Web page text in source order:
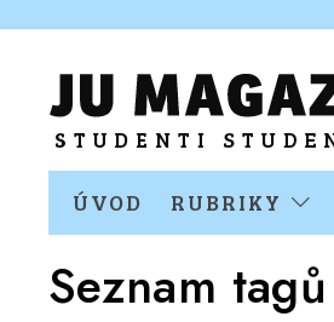
ÚVOD RUBRIKY
Seznam tagů